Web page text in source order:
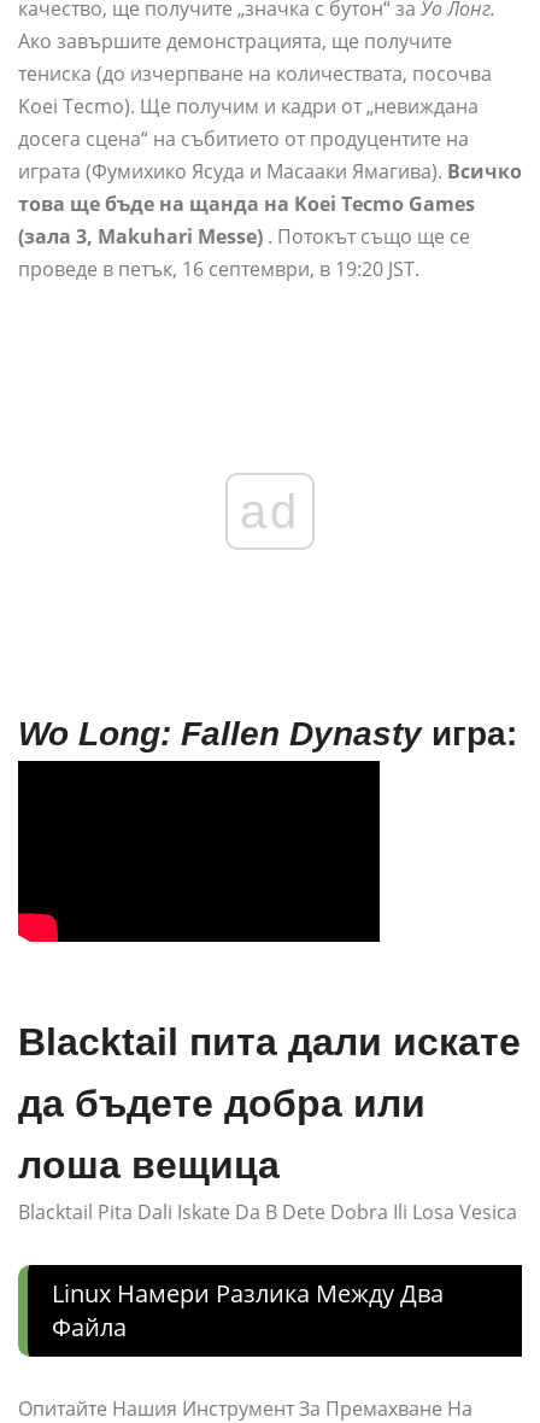
качество, ще получите „значка с бутон“ за Уо Лонг.
Ако завършите демонстрацията, ще получите
тениска (до изчерпване на количествата, посочва
Koei Tecmo). Ще получим и кадри от „невиждана
досега сцена“ на събитието от продуцентите на
играта (Фумихико Ясуда и Масааки Ямагива). Всичко
това ще бъде на щанда на Koei Tecmo Games
(зала 3, Makuhari Messe) . Потокът също ще се
проведе в петък, 16 септември, в 19:20 JST.
ad
Wo Long: Fallen Dynastyигра:
Blacktail пита дали искате
да бъдете добра или
лоша вещица
Blacktail Pita Dali Iskate Da B Dete Dobra Ili Losa Vesica
Linux Намери Разлика Между Два
Файла
Опитайте Нашия Инструмент За Премахване На